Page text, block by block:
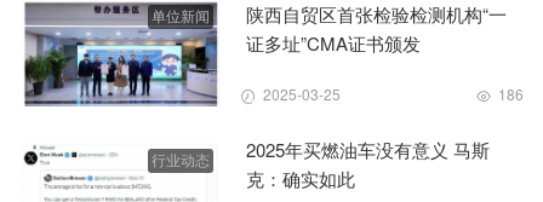
单位新闻
陕西自贸区首张检验检测机构“一
证多址”CMA证书颁发
2025-03-25 186
行业动态
2025年买燃油车没有意义 马斯
克：确实如此